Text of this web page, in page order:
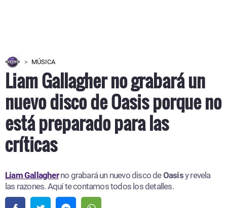
MÚSICA
Liam Gallagher no grabará un
nuevo disco de Oasis porque no
está preparado para las
críticas
Liam Gallagherno grabará un nuevo disco deOasisy revela
las razones. Aquí te contamos todos los detalles.